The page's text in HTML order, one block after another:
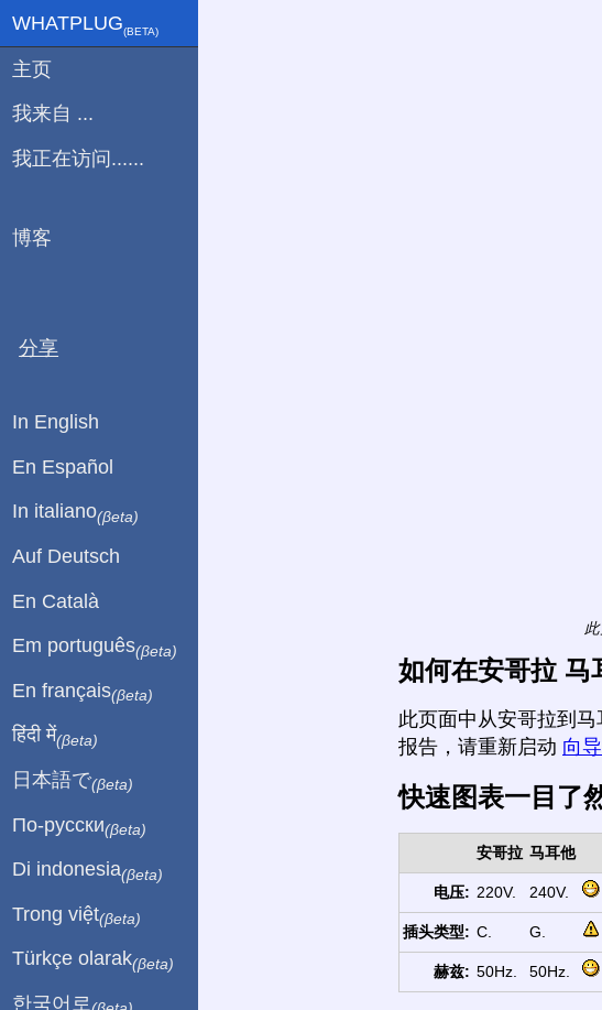
如何在安哥拉 马
此页面中从安哥拉到
报告，请重新启动 向
快速图表一目了
安哥拉 马耳他
电压: 220V. 240V.
插头类型: C. G.
赫兹: 50Hz. 50Hz.
WHATPLUG(ΒETA)
主页
我来自 ...
我正在访问......
博客
分享
In English
En Español
In italiano(βeta)
Auf Deutsch
En Català
Em português(βeta)
En français(βeta)
हिंदी में(βeta)
日本語で(βeta)
По-русски(βeta)
Di indonesia(βeta)
Trong việt(βeta)
Türkçe olarak(βeta)
한국어로